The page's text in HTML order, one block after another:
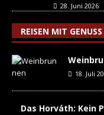
28. Juni 2026
REISEN MIT GENUSS
18. Juli
Das Horváth: Kein